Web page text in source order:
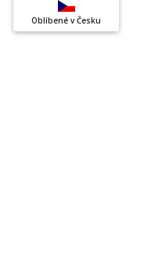
Oblíbené v Česku